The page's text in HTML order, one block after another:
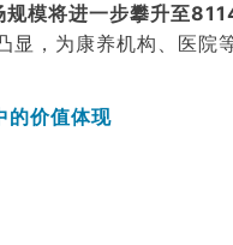
模将进一步攀升至
显，为康养机构、医院
的价值体现